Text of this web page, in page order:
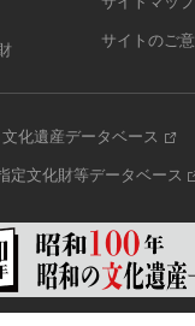
サイトのご
文化遺産データベース
定文化財等データベース